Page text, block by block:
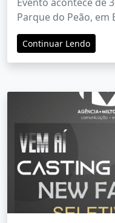
Parque do Peão, em
Continuar Lendo